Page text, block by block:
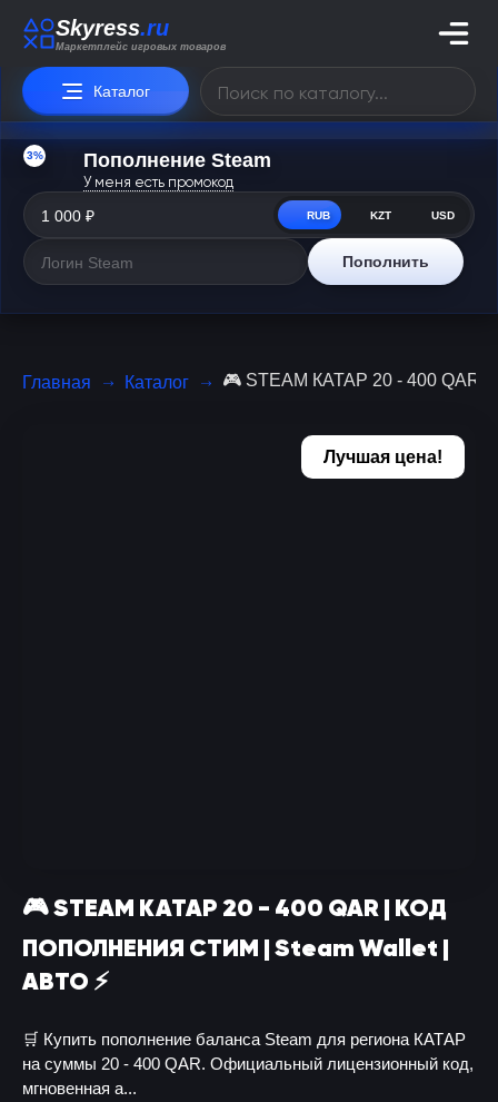
Skyress.ru
Маркетплейс игровых товаров
Каталог
3% Пополнение Steam
У меня есть промокод
RUB KZT USD
Пополнить
Главная Каталог 🎮 STEAM КАТАР 20 - 400
Лучшая цена!
🎮 STEAM КАТАР 20 - 400 QAR | КОД
ПОПОЛНЕНИЯ СТИМ | Steam Wallet |
АВТО ⚡
🛒 Купить пополнение баланса Steam для региона КАТАР
на суммы 20 - 400 QAR. Официальный лицензионный код,
мгновенная а...